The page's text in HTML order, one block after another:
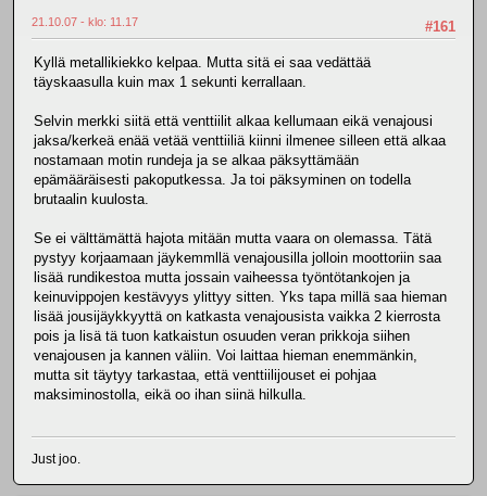
#161
21.10.07 - klo: 11.17
Kyllä metallikiekko kelpaa. Mutta sitä ei saa vedättää
täyskaasulla kuin max 1 sekunti kerrallaan.
Selvin merkki siitä että venttiilit alkaa kellumaan eikä venajousi
jaksa/kerkeä enää vetää venttiiliä kiinni ilmenee silleen että alkaa
nostamaan motin rundeja ja se alkaa päksyttämään
epämääräisesti pakoputkessa. Ja toi päksyminen on todella
brutaalin kuulosta.
Se ei välttämättä hajota mitään mutta vaara on olemassa. Tätä
pystyy korjaamaan jäykemmllä venajousilla jolloin moottoriin saa
lisää rundikestoa mutta jossain vaiheessa työntötankojen ja
keinuvippojen kestävyys ylittyy sitten. Yks tapa millä saa hieman
lisää jousijäykkyyttä on katkasta venajousista vaikka 2 kierrosta
pois ja lisä tä tuon katkaistun osuuden veran prikkoja siihen
venajousen ja kannen väliin. Voi laittaa hieman enemmänkin,
mutta sit täytyy tarkastaa, että venttiilijouset ei pohjaa
maksiminostolla, eikä oo ihan siinä hilkulla.
Just joo.